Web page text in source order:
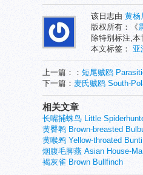
该日志由 黄杨
版权所有：《
除特别标注,
本文标签： 亚
上一篇：： 短尾贼鸥
下一篇： 麦氏贼鸥 South-
相关文章
长嘴捕蛛鸟 Little
黄臀鹎 Brown-breasted
黄喉鹀 Yellow-throated
烟腹毛脚燕 Asian House-
褐灰雀 Brown Bullfinch